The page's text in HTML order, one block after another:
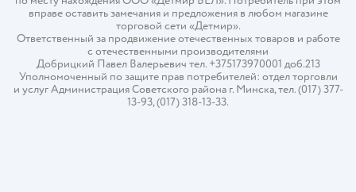
вправе оставить замечания и предложения в любом магазине
торговой сети «Детмир».
Ответственный за продвижение отечественных товаров и работе
с отечественными производителями
Добрицкий Павел Валерьевич тел. +375173970001 доб.213
Уполномоченный по защите прав потребителей: отдел торговли
и услуг Администрация Советского района г. Минска, тел. (017) 377-
13-93, (017) 318-13-33.